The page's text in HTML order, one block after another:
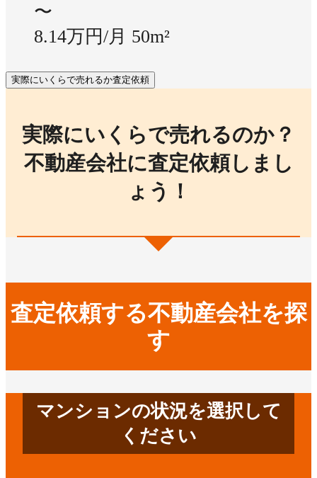
〜
8.14万円/月 50m²
実際にいくらで売れるか査定依頼
実際にいくらで売れるのか？
不動産会社に査定依頼しまし
ょう！
査定依頼する不動産会社を探
す
マンションの状況を選択して
ください